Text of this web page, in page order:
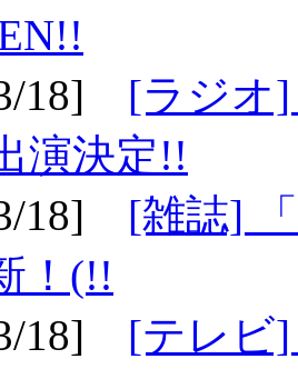
18] [ラジオ
演決定!!
18] [雑誌]
！(!!
18] [テレビ